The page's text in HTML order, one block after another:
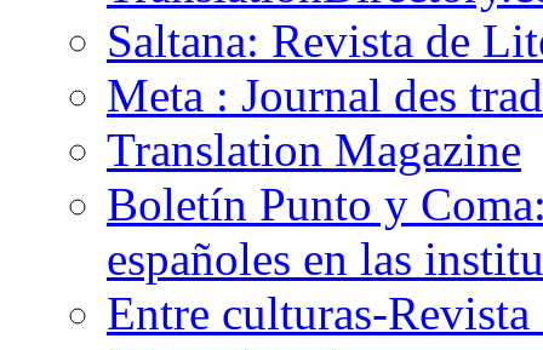
Saltana: Revista de
Meta : Journal des
Translation Magazine
Boletín Punto y
españoles en las
Entre culturas-